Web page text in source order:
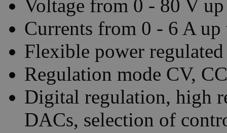
Voltage from 0 - 80 V
Currents from 0 - 6 A
Flexible power
Regulation mode CV,
Digital regulation, high
DACs, selection of